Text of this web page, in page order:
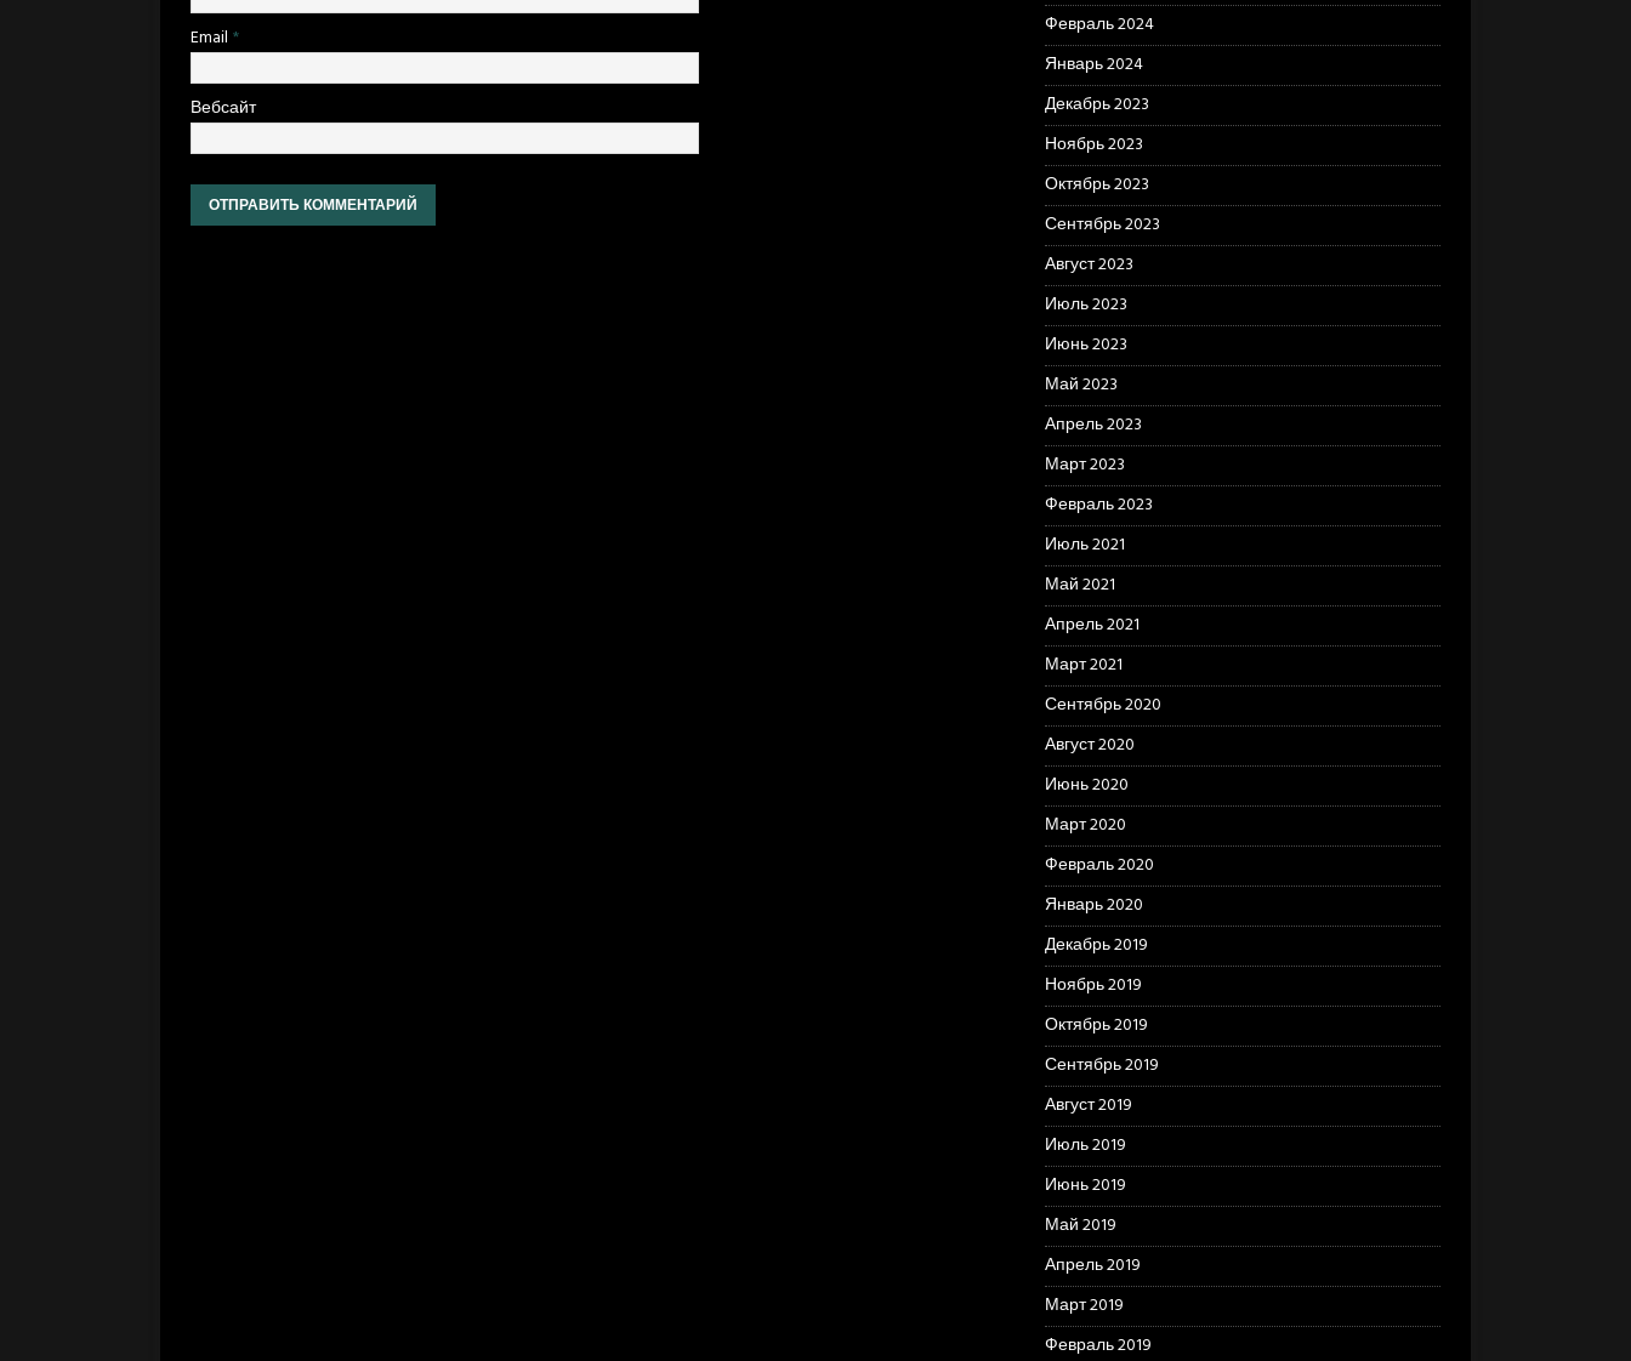
Email *
Вебсайт
Февраль 2024
Январь 2024
Декабрь 2023
Ноябрь 2023
Октябрь 2023
Сентябрь 2023
Август 2023
Июль 2023
Июнь 2023
Май 2023
Апрель 2023
Март 2023
Февраль 2023
Июль 2021
Май 2021
Апрель 2021
Март 2021
Сентябрь 2020
Август 2020
Июнь 2020
Март 2020
Февраль 2020
Январь 2020
Декабрь 2019
Ноябрь 2019
Октябрь 2019
Сентябрь 2019
Август 2019
Июль 2019
Июнь 2019
Май 2019
Апрель 2019
Март 2019
Февраль 2019